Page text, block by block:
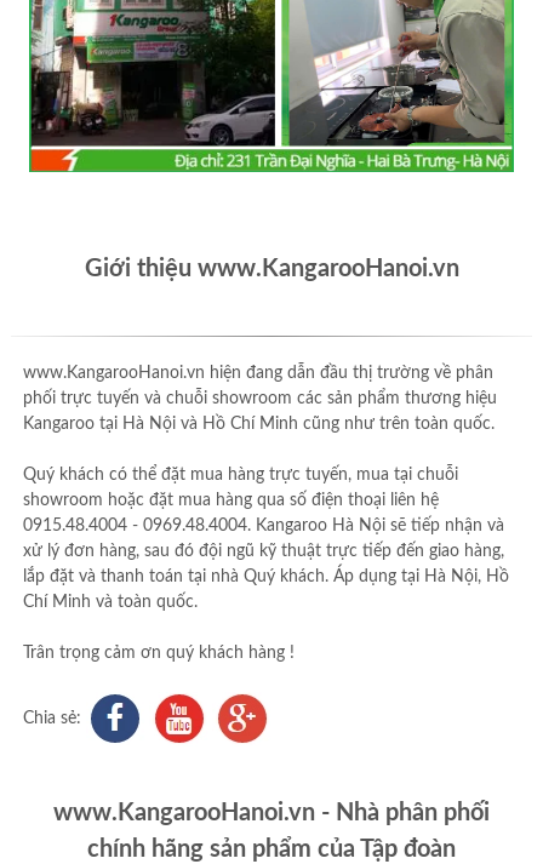
Giới thiệu www.KangarooHanoi.vn
www.KangarooHanoi.vn hiện đang dẫn đầu thị trường về phân
phối trực tuyến và chuỗi showroom các sản phẩm thương hiệu
Kangaroo tại Hà Nội và Hồ Chí Minh cũng như trên toàn quốc.
Quý khách có thể đặt mua hàng trực tuyến, mua tại chuỗi
showroom hoặc đặt mua hàng qua số điện thoại liên hệ
0915.48.4004 - 0969.48.4004. Kangaroo Hà Nội sẽ tiếp nhận và
xử lý đơn hàng, sau đó đội ngũ kỹ thuật trực tiếp đến giao hàng,
lắp đặt và thanh toán tại nhà Quý khách. Áp dụng tại Hà Nội, Hồ
Chí Minh và toàn quốc.
Trân trọng cảm ơn quý khách hàng !
Chia sẻ:
www.KangarooHanoi.vn - Nhà phân phối
chính hãng sản phẩm của Tập đoàn